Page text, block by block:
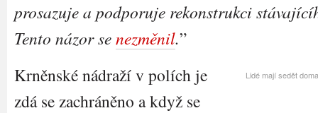
prosazuje a podporuje rekonstrukci
Tento názor senezměnil.”
Lidé mají sedět
Krněnské nádraží v polích je
zdá se zachráněno a když se